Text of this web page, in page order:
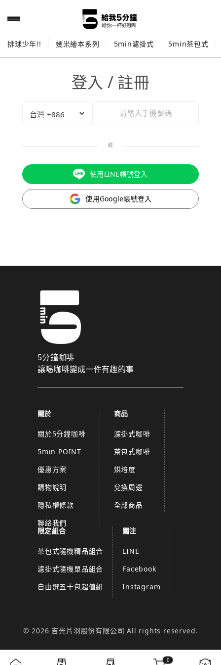
排球少年!! 幾米繪本系列 5min濾掛式 5min茶包式
登入 / 註冊
或
使用LINE帳號登入
使用Google帳號登入
5分鐘咖啡
讓喝咖啡變成一件有趣的事
關於
關於5分鐘咖啡
5min POINT
優惠方案
購物說明
隱私權條款
聯絡我們
商品
濾掛式咖啡
茶包式咖啡
烘培度
兌換周邊
全部商品
限定組合
茶包式隨機精品組合
濾掛式隨機單品組合
自由選五十包超值組
關注
LINE
Facebook
Instagram
© 2026 吉光片羽股份有限公司 All rights reserved.
0
取消
驗證碼已成功發送至您的手機門號！
為了維護您的權益，請於 10 分鐘內填寫認證碼。